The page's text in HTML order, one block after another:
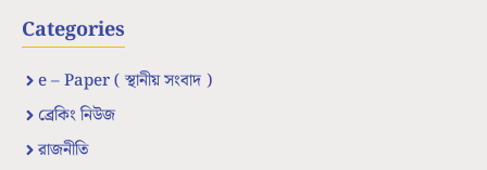
Categories
e – Paper ( স্থানীয় সংবাদ )
ব্রেকিং নিউজ
রাজনীতি